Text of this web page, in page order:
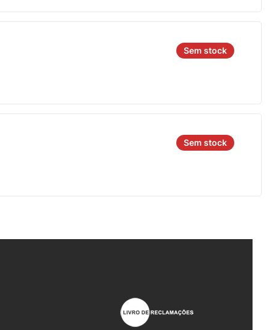
Sem stock
Sem stock